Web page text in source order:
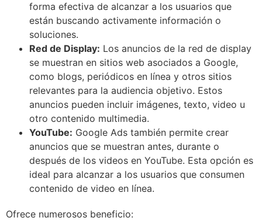
forma efectiva de alcanzar a los usuarios que
están buscando activamente información o
soluciones.
Red de Display: Los anuncios de la red de display
se muestran en sitios web asociados a Google,
como blogs, periódicos en línea y otros sitios
relevantes para la audiencia objetivo. Estos
anuncios pueden incluir imágenes, texto, video u
otro contenido multimedia.
YouTube: Google Ads también permite crear
anuncios que se muestran antes, durante o
después de los videos en YouTube. Esta opción es
ideal para alcanzar a los usuarios que consumen
contenido de video en línea.
Ofrece numerosos beneficio: